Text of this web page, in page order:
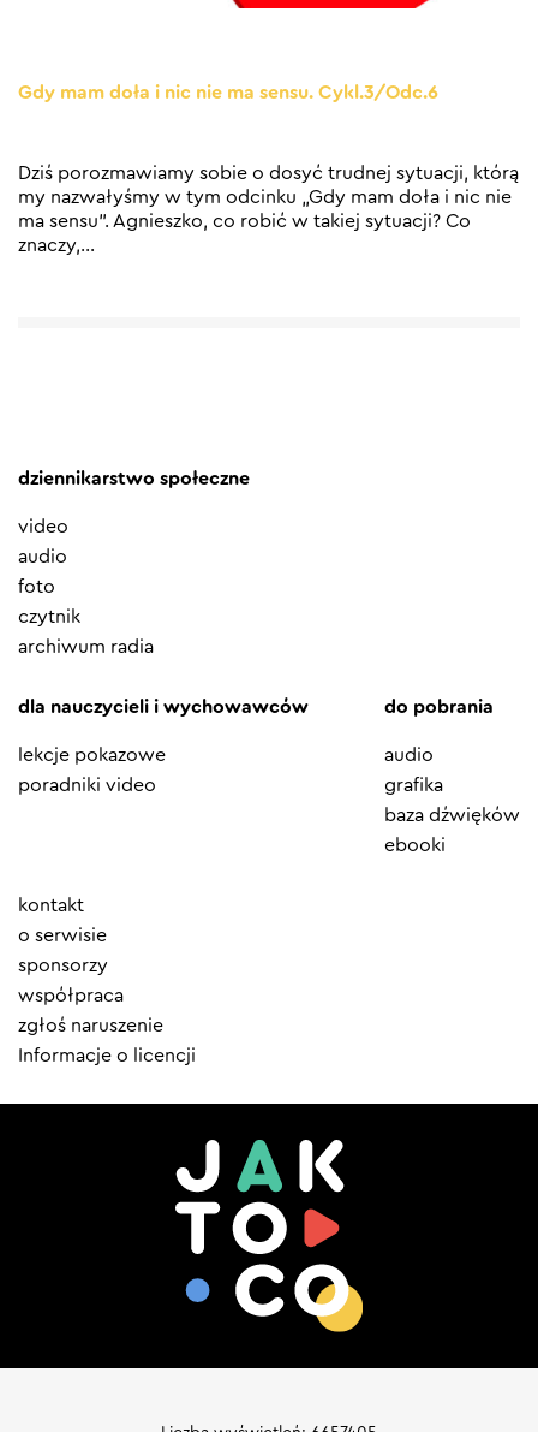
Gdy mam doła i nic nie ma sensu. Cykl.3/Odc.6
Dziś porozmawiamy sobie o dosyć trudnej sytuacji, którą
my nazwałyśmy w tym odcinku „Gdy mam doła i nic nie
ma sensu”. Agnieszko, co robić w takiej sytuacji? Co
znaczy,…
dziennikarstwo społeczne
video
audio
foto
czytnik
archiwum radia
dla nauczycieli i wychowawców
lekcje pokazowe
poradniki video
do pobrania
audio
grafika
baza dźwięków
ebooki
Element
menu
kontakt
o serwisie
sponsorzy
współpraca
zgłoś naruszenie
Informacje o licencji